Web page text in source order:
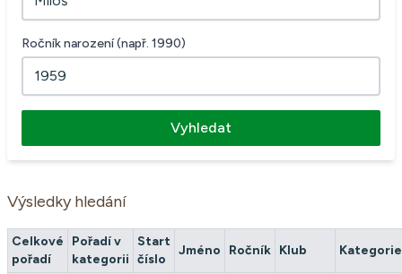
Ročník narození (např. 1990)
Vyhledat
Výsledky hledání
Celkové
pořadí
Pořadí v
kategorii
Start
číslo
Jméno Ročník Klub Kategorie